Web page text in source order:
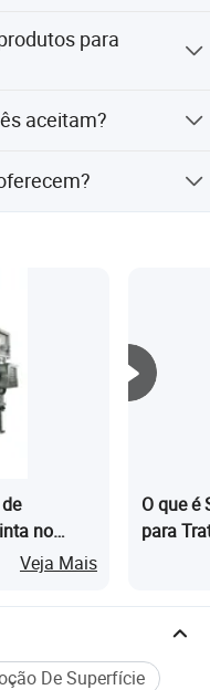
quanto a de negociação.
como
de águas residuais e
para
aceitam?
no
Veja Mais
O que é
para
De Superfície